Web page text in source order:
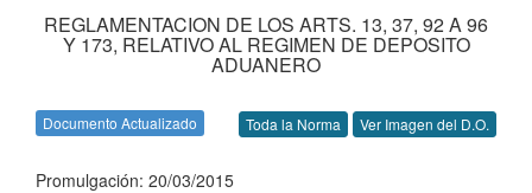
REGLAMENTACION DE LOS ARTS. 13, 37, 92 A 96
Y 173, RELATIVO AL REGIMEN DE DEPOSITO
ADUANERO
Documento Actualizado Toda la Norma Ver Imagen del D.O.
Promulgación: 20/03/2015